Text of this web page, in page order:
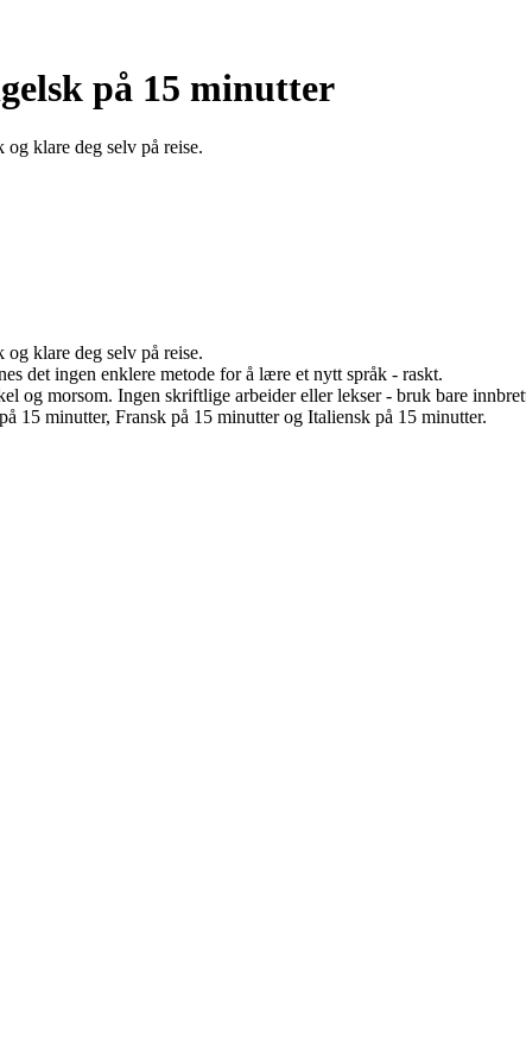
på 15 minutter
klare deg selv på reise.
klare deg selv på reise.
det ingen enklere metode for å lære et nytt språk - raskt.
og morsom. Ingen skriftlige arbeider eller lekser - bruk bare
15 minutter, Fransk på 15 minutter og Italiensk på 15 minutter.